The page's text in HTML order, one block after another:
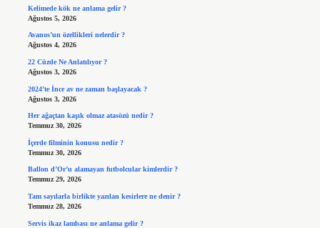
Kelimede kök ne anlama gelir ?
Ağustos 5, 2026
Avanos’un özellikleri nelerdir ?
Ağustos 4, 2026
22 Cüzde Ne Anlatılıyor ?
Ağustos 3, 2026
2024’te İnce av ne zaman başlayacak ?
Ağustos 3, 2026
Her ağaçtan kaşık olmaz atasözü nedir ?
Temmuz 30, 2026
İçerde filminin konusu nedir ?
Temmuz 30, 2026
Ballon d’Or’u alamayan futbolcular kimlerdir ?
Temmuz 29, 2026
Tam sayılarla birlikte yazılan kesirlere ne denir ?
Temmuz 28, 2026
Servis ikaz lambası ne anlama gelir ?